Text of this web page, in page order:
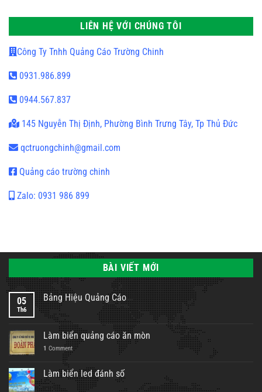
LIÊN HỆ VỚI CHÚNG TÔI
Công Ty Tnhh Quảng Cáo Trường Chinh
0931.986.899
0944.567.837
145 Nguyễn Thị Định, Phường Bình Trưng Tây, Tp Thủ Đức
qctruongchinh@gmail.com
Quảng cáo trường chinh
Zalo: 0931 986 899
BÀI VIẾT MỚI
05
Th6
Bảng Hiệu Quảng Cáo
Làm biển quảng cáo ăn mòn
1 Comment
Làm biển led đánh số